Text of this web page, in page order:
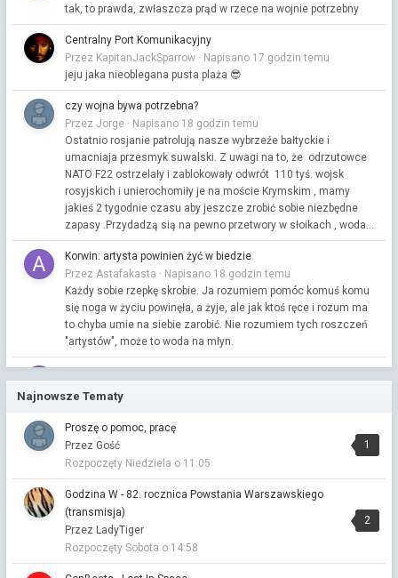
tak, to prawda, zwłaszcza prąd w rzece na wojnie potrzebny
Centralny Port Komunikacyjny
Przez KapitanJackSparrow · Napisano 17 godzin temu
jeju jaka nieoblegana pusta plaża 😎
czy wojna bywa potrzebna?
Przez Jorge · Napisano 18 godzin temu
Ostatnio rosjanie patrolują nasze wybrzeźe bałtyckie i
umacniaja przesmyk suwalski. Z uwagi na to, że odrzutowce
NATO F22 ostrzelały i zablokowały odwrót 110 tyś. wojsk
rosyjskich i unierochomiły je na moście Krymskim , mamy
jakieś 2 tygodnie czasu aby jeszcze zrobić sobie niezbędne
zapasy .Przydadzą sią na pewno przetwory w słoikach , woda...
Korwin: artysta powinien żyć w biedzie
Przez Astafakasta · Napisano 18 godzin temu
Każdy sobie rzepkę skrobie. Ja rozumiem pomóc komuś komu
się noga w życiu powinęła, a żyje, ale jak ktoś ręce i rozum ma
to chyba umie na siebie zarobić. Nie rozumiem tych roszczeń
"artystów", może to woda na młyn.
Przez Astafakasta ·
Muzyczna Kawiarenka
Przez Vitalinka ·
Porozmawiajmy o zdrowiu : )
Przez Vitalinka ·
Napisanowczoraj o 05:29
nieprawda🙂
Porozmawiajmy o zdrowiu : )
Przez Vitalinka ·Napisanowczoraj o 05:19
Najnowsze Tematy
1
Proszę o pomoc, pracę
Przez Gość
Rozpoczęty Niedziela o 11:05
2
Godzina W - 82. rocznica Powstania Warszawskiego
(transmisja)
Przez LadyTiger
Rozpoczęty Sobota o 14:58